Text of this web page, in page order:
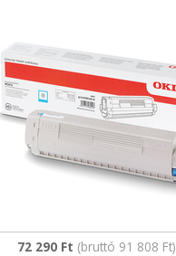
72 290 Ft (bruttó 91 808 Ft)